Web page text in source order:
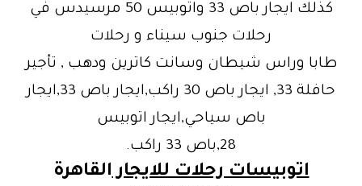
كذلك ايجار باص 33 واتوبيس 50 مرسيدس في
رحلات جنوب سيناء و رحلات
طابا وراس شيطان وسانت كاترين ودهب , تأجير
حافلة 33, ايجار باص 30 راكب,ايجار باص 33,ايجار
باص سياحي,ايجار اتوبيس
28,باص 33 راكب.
اتوبيسات رحلات للايجارالقاهرة